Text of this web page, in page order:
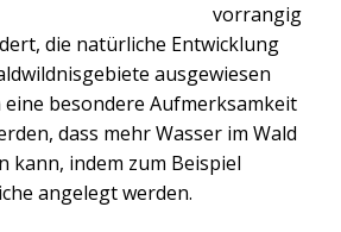
vorrangig
die natürliche Entwicklung
ausgewiesen
eine besondere Aufmerksamkeit
dass mehr Wasser im Wald
kann, indem zum Beispiel
angelegt werden.